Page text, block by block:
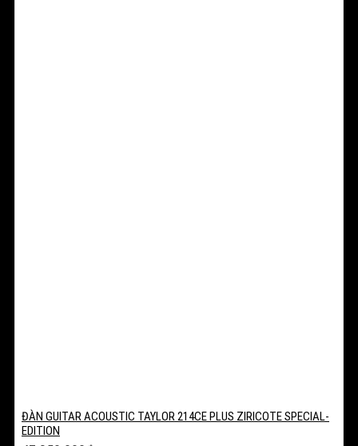
ĐÀN GUITAR ACOUSTIC TAYLOR 214CE PLUS ZIRICOTE SPECIAL-
EDITION